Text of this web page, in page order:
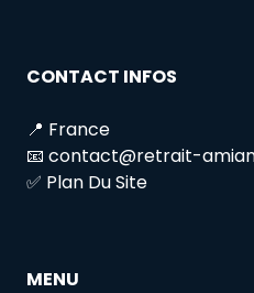
CONTACT INFOS
📍 France
📧 contact@retrait-
✅ Plan Du Site
MENU